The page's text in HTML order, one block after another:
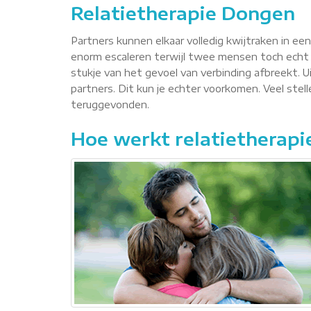
Relatietherapie Dongen
Partners kunnen elkaar volledig kwijtraken in
enorm escaleren terwijl twee mensen toch
stukje van het gevoel van verbinding afbreekt.
partners. Dit kun je echter voorkomen. Veel
teruggevonden.
Hoe werkt